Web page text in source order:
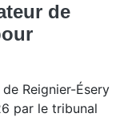
de
Reignier-Ésery
par le tribunal